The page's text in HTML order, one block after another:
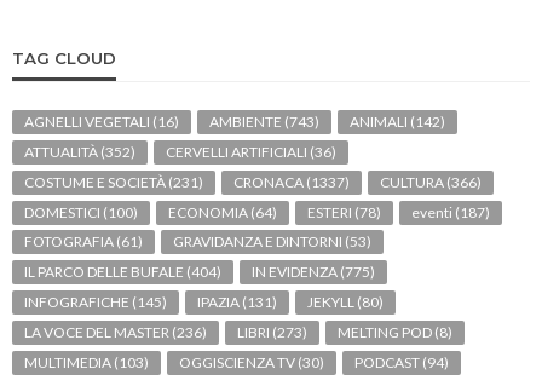
TAG CLOUD
AGNELLI VEGETALI (16) AMBIENTE (743) ANIMALI (142)
ATTUALITÀ (352) CERVELLI ARTIFICIALI (36)
COSTUME E SOCIETÀ (231) CRONACA (1337) CULTURA (366)
DOMESTICI (100) ECONOMIA (64) ESTERI (78) eventi (187)
FOTOGRAFIA (61) GRAVIDANZA E DINTORNI (53)
IL PARCO DELLE BUFALE (404) IN EVIDENZA (775)
INFOGRAFICHE (145) IPAZIA (131) JEKYLL (80)
LA VOCE DEL MASTER (236) LIBRI (273) MELTING POD (8)
MULTIMEDIA (103) OGGISCIENZA TV (30) PODCAST (94)